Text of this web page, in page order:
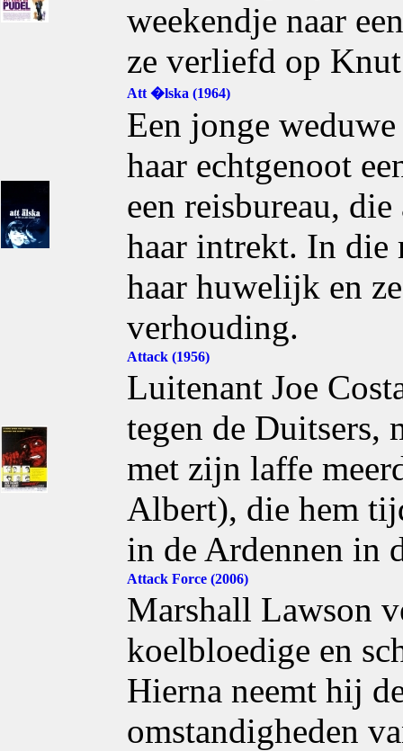
weekendje naar
ze verliefd op
Att �lska (1964)
Een jonge
haar echtgenoot
een reisbureau,
haar intrekt. In die
haar huwelijk en
verhouding.
Attack (1956)
Luitenant Joe
tegen de Duitsers,
met zijn laffe
Albert), die hem
in de Ardennen in
Attack Force (2006)
Marshall Lawson
koelbloedige en
Hierna neemt hij
omstandigheden